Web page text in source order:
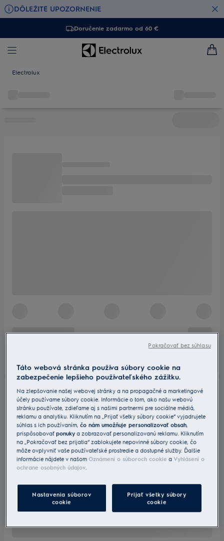
DÔLEŽITÉ UPOZORNENIE
Doručenie zadarmo od 60 €
Electrolux
Táto webová stránka používa súbory cookie na
zabezpečenie lepšieho používateľského zážitku.
Na zlepšovanie našej webovej stránky a na propagačné a marketingové
účely používame súbory cookie. Informácie o tom, ako našu webovú
stránku používate, zdieľame aj s našimi partnermi pre sociálne médiá,
reklamu a analytiku. Kliknutím na „Prijať všetky súbory cookie“ vyjadrujete
súhlas s ich používaním,čo nám umožňuje personalizovať obsah,
prispôsobovaťponuky a zobrazovať personalizovanú reklamu. Kliknutím
na „Pokračovať bez prijatia“ zablokujete nepovinné súbory cookie, čo
môže ovplyvniť vaše používateľské prostredie a dostupné služby. Ďalšie
informácie nájdete v našomOznámení o súboroch cookie a Vyhlásení o
ochrane osobných údajov.
Nastavenia súborov
cookie
Prijať všetky súbory
cookie
Pokračovať bez súhlasu